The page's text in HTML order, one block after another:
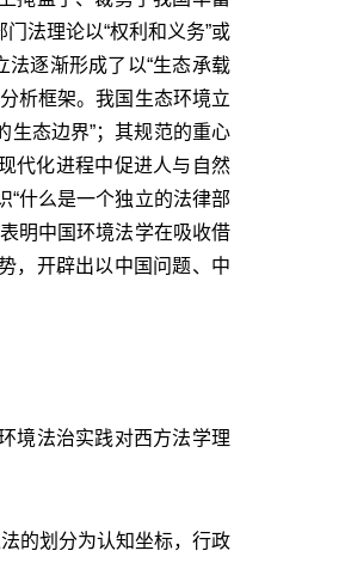
法理论以“权利和义务”或
法逐渐形成了以“生态承载
析框架。我国生态环境立
生态边界”；其规范的重心
代化进程中促进人与自然
“什么是一个独立的法律部
明中国环境法学在吸收借
，开辟出以中国问题、中
境法治实践对西方法学理
的划分为认知坐标，行政